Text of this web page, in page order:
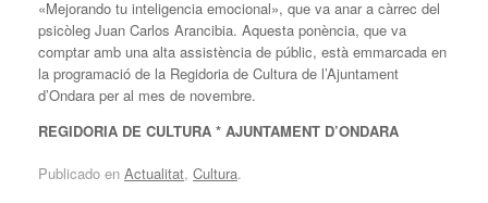
«Mejorando tu inteligencia emocional», que va anar a càrrec del
psicòleg Juan Carlos Arancibia. Aquesta ponència, que va
comptar amb una alta assistència de públic, està emmarcada en
la programació de la Regidoria de Cultura de l’Ajuntament
d’Ondara per al mes de novembre.
REGIDORIA DE CULTURA * AJUNTAMENT D’ONDARA
Publicado en Actualitat, Cultura.